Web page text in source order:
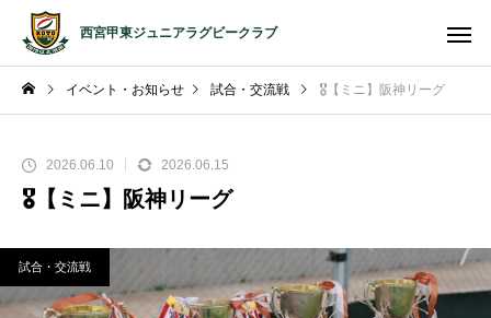
西宮甲東ジュニアラグビークラブ
イベント・お知らせ 試合・交流戦 🎖️【ミニ】阪神リーグ
2026.06.10 2026.06.15
🎖️【ミニ】阪神リーグ
試合・交流戦